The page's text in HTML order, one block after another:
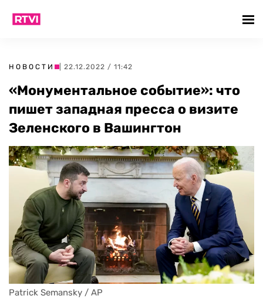
НОВОСТИ | 22.12.2022 / 11:42
«Монументальное событие»: что
пишет западная пресса о визите
Зеленского в Вашингтон
Patrick Semansky / AP